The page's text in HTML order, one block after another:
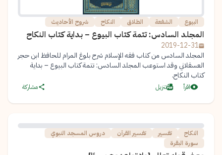
البيوع الشفعة الطلاق النكاح شروح الأحاديث
المجلد السادس: تتمة كتاب البيوع – بداية كتاب النكاح
2019-12-31
المجلد السادس من كتاب فقه الإسلام شرح بلوغ المرام للحافظ ابن حجر
العسقلاني وقد استوعب المجلد السادس: تتمة كتاب البيوع – بداية
كتاب النكاح.
اقرأ تنزيل مشاركة
النكاح تفسير تفسير القرآن
دروس المسجد النبوي
سورة البقرة